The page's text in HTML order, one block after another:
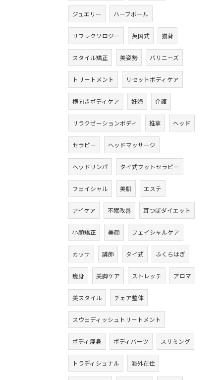
ジュエリー ハーブボール
リフレクソロジー 英国式 猫背
スタイル矯正 美姿勢 バリニーズ
トリートメント リセットボディケア
横向きボディケア 妊婦 介護
リラクゼーションボディ 推拿 ヘッド
セラピー ヘッドマッサージ
ヘッドリンパ タイ式フットセラピー
フェイシャル 美肌 エステ
アイケア 不眠改善 耳つぼダイエット
小顔矯正 美顔 フェイシャルケア
カッサ 講師 タイ式 ふくらはぎ
痩身 美脚ケア ストレッチ アロマ
美スタイル チェア整体
スウェディッシュトリートメント
ボディ痩身 ボディパーツ スリミング
トラディショナル 海外在住